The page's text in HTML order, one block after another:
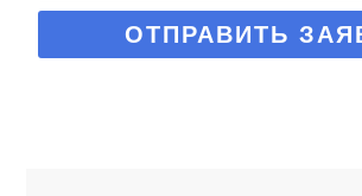
ОТПРАВИТЬ